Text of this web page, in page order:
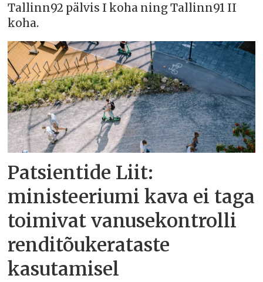
Tallinn92 pälvis I koha ning Tallinn91 II
koha.
Patsientide Liit:
ministeeriumi kava ei taga
toimivat vanusekontrolli
renditõukerataste
kasutamisel